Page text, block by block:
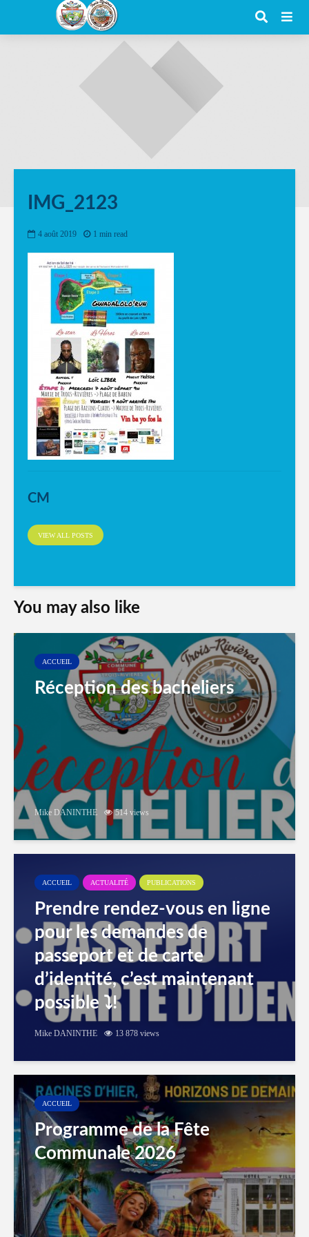
IMG_2123
4 août 2019 1 min read
CM
VIEW ALL POSTS
You may also like
ACCUEIL
Réception des bacheliers
Mike DANINTHE 514 views
ACCUEIL ACTUALITÉ PUBLICATIONS
Prendre rendez-vous en ligne
pour les demandes de
passeport et de carte
d’identité, c’est maintenant
possible ⤵️!
Mike DANINTHE 13 878 views
ACCUEIL
Programme de la Fête
Communale 2026